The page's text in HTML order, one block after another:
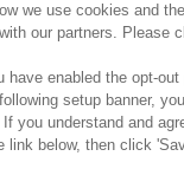
we use cookies and
our partners. Please
have enabled the opt-
setup banner,
you understand and
link below, then click